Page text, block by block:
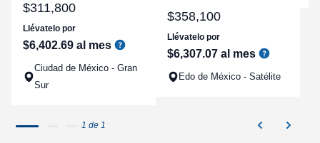
$311,800
Llévatelo por
$6,402.69 al mes
Ciudad de México - Gran
Sur
$358,100
Llévatelo por
$6,307.07 al mes
Edo de México - Satélite
1 de 1